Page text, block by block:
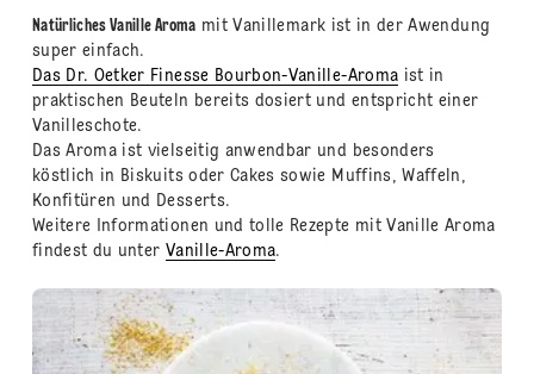
Natürliches Vanille Aroma mit Vanillemark ist in der Awendung
super einfach.
Das Dr. Oetker Finesse Bourbon-Vanille-Aroma ist in
praktischen Beuteln bereits dosiert und entspricht einer
Vanilleschote.
Das Aroma ist vielseitig anwendbar und besonders
köstlich in Biskuits oder Cakes sowie Muffins, Waffeln,
Konfitüren und Desserts.
Weitere Informationen und tolle Rezepte mit Vanille Aroma
findest du unter Vanille-Aroma.